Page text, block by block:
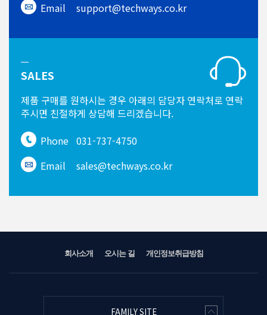
Email
support@techways.co.kr
SALES
제품 구매를 원하시는 경우 아래의 담당자 연락처로 연락
주시면 친절하게 상담해 드리겠습니다.
Phone 031-737-4750
Email
sales@techways.co.kr
회사소개 오시는 길 개인정보취급방침
FAMILY SITE